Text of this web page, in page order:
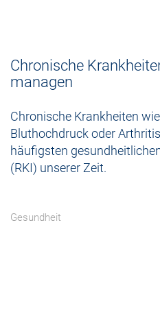
Chronische
managen
Chronische Krankheiten
Bluthochdruck oder
häufigsten
(RKI) unserer Zeit.
Gesundheit